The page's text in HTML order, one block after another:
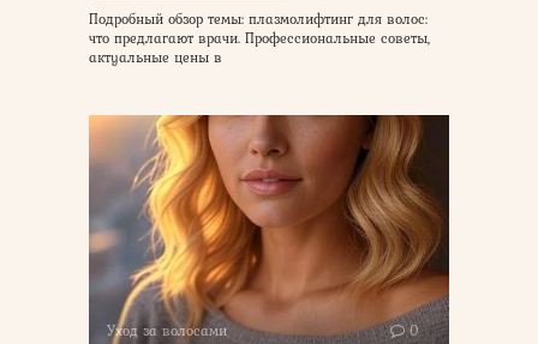
Подробный обзор темы: плазмолифтинг для волос:
что предлагают врачи. Профессиональные советы,
актуальные цены в
Уход за волосами 0